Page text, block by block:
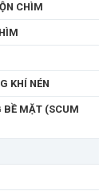
CHÌM
KHÍ NÉN
BỀ MẶT (SCUM